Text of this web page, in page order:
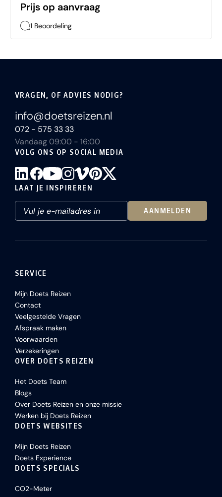
Prijs op aanvraag
1 Beoordeling
VRAGEN, OF ADVIES NODIG?
info@doetsreizen.nl
072 - 575 33 33
Vandaag 09:00 - 16:00
VOLG ONS OP SOCIAL MEDIA
LAAT JE INSPIREREN
AANMELDEN
SERVICE
Mijn Doets Reizen
Contact
Veelgestelde Vragen
Afspraak maken
Voorwaarden
Verzekeringen
OVER DOETS REIZEN
Het Doets Team
Blogs
Over Doets Reizen en onze missie
Werken bij Doets Reizen
DOETS WEBSITES
Mijn Doets Reizen
Doets Experience
DOETS SPECIALS
CO2-Meter